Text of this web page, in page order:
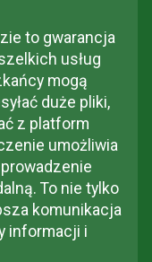
to gwarancja
usług
mogą
duże pliki,
z platform
umożliwia
To nie tylko
komunikacja
informacji i